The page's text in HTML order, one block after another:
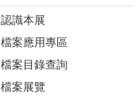
認識本展
檔案應用專區
檔案目錄查詢
檔案展覽